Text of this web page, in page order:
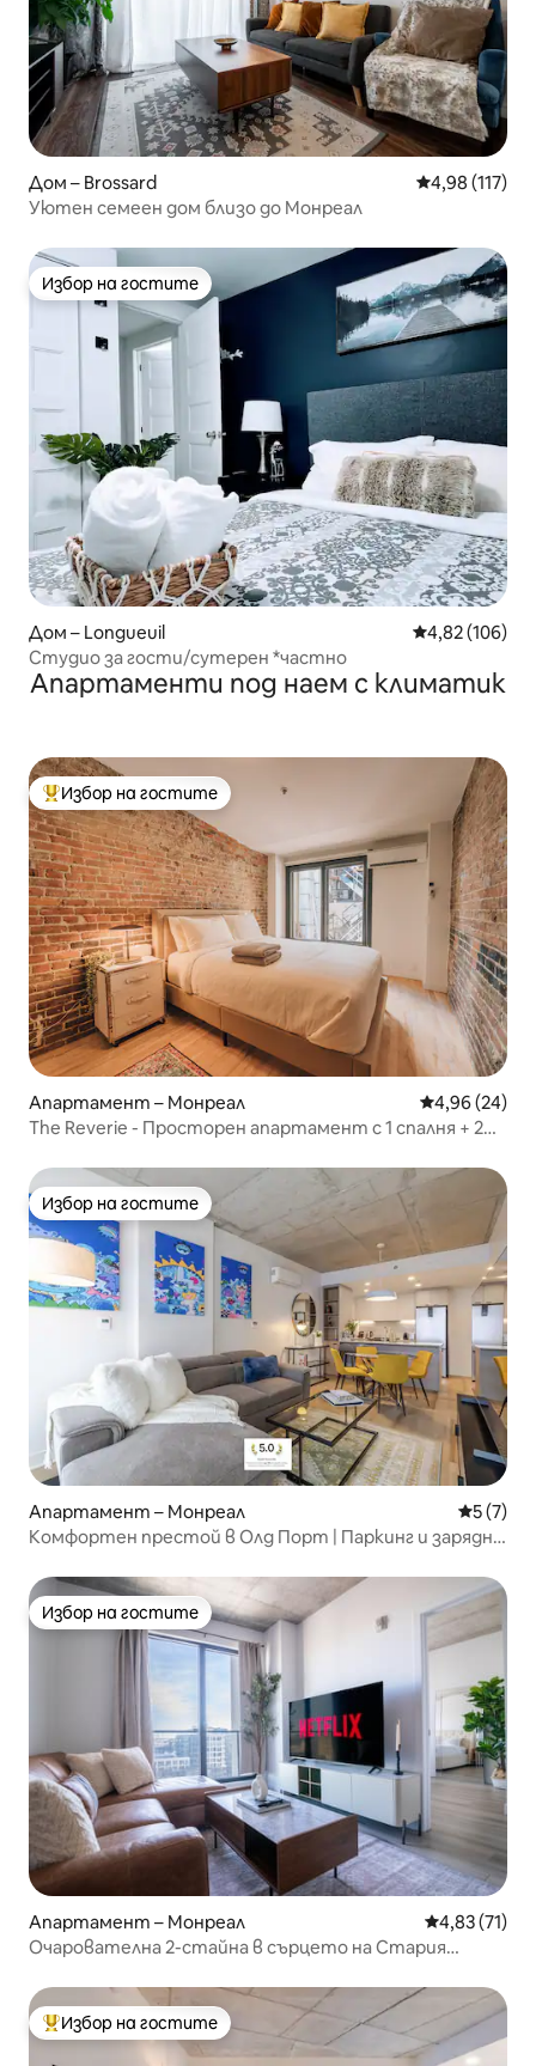
Дом – Brossard Средна
4,98 (117)
Уютен семеен дом близо до Монреал
Избор на гостите
Избор на гостите
Дом – Longueuil Средна
4,82 (106)
Студио за гости/сутерен *частно
Апартаменти под наем с климатик
Най-популярен избор на гостите
Избор на гостите
Апартамент – Монреал Средна
4,96 (24)
The Reverie - Просторен апартамент с 1 спалня + 2
Избор на гостите
Избор на гостите
Апартамент – Монреал Средна
5 (7)
Комфортен престой в Олд Порт | Паркинг и зарядно
Избор на гостите
Избор на гостите
Апартамент – Монреал Средна
4,83 (71)
Очарователна 2-стайна в сърцето на Стария
Най-популярен избор на гостите
Избор на гостите